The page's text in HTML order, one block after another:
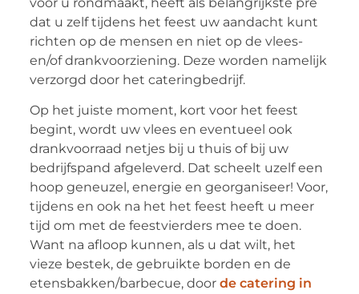
dat u zelf tijdens het feest uw aandacht kunt
richten op de mensen en niet op de vlees-
en/of drankvoorziening. Deze worden namelijk
verzorgd door het cateringbedrijf.
Op het juiste moment, kort voor het feest
begint, wordt uw vlees en eventueel ook
drankvoorraad netjes bij u thuis of bij uw
bedrijfspand afgeleverd. Dat scheelt uzelf een
hoop geneuzel, energie en georganiseer! Voor,
tijdens en ook na het het feest heeft u meer
tijd om met de feestvierders mee te doen.
Want na afloop kunnen, als u dat wilt, het
vieze bestek, de gebruikte borden en de
etensbakken/barbecue, door de catering in